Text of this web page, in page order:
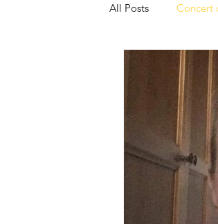
All Posts Concert